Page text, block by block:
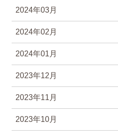
2024年03月
2024年02月
2024年01月
2023年12月
2023年11月
2023年10月